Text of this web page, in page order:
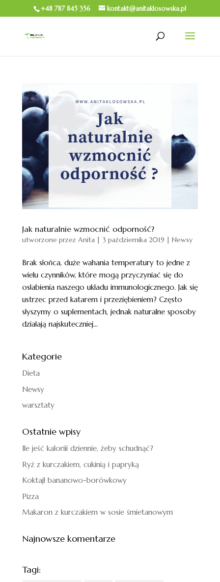
+48 787 845 356 kontakt@anitaklosowska.pl
Jak naturalnie wzmocnić odporność?
utworzone przez Anita| 3 października 2019 Newsy
Brak słońca, duże wahania temperatury to jedne z
wielu czynników, które mogą przyczyniać się do
osłabienia naszego układu immunologicznego. Jak się
ustrzec przed katarem i przeziębieniem? Często
słyszymy o suplementach, jednak naturalne sposoby
działają najskuteczniej...
Kategorie
Dieta
Newsy
warsztaty
Ostatnie wpisy
Ile jeść kaloriii dziennie, żeby schudnąć?
Ryż z kurczakiem, cukinią i papryką
Koktajl bananowo-borówkowy
Pizza
Makaron z kurczakiem w sosie śmietanowym
Najnowsze komentarze
Tagi: